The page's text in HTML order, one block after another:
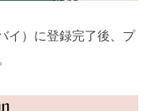
イ）に登録完了後、プ